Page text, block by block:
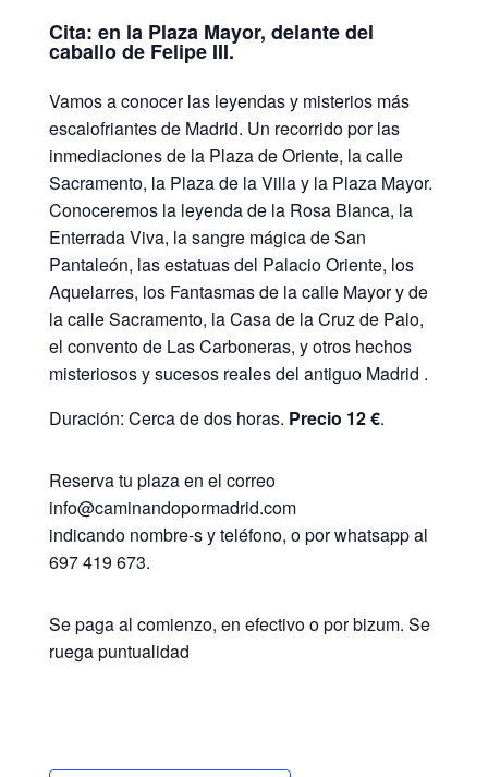
Cita: en la Plaza Mayor, delante del
caballo de Felipe III.
Vamos a conocer las leyendas y misterios más
escalofriantes de Madrid. Un recorrido por las
inmediaciones de la Plaza de Oriente, la calle
Sacramento, la Plaza de la Villa y la Plaza Mayor.
Conoceremos la leyenda de la Rosa Blanca, la
Enterrada Viva, la sangre mágica de San
Pantaleón, las estatuas del Palacio Oriente, los
Aquelarres, los Fantasmas de la calle Mayor y de
la calle Sacramento, la Casa de la Cruz de Palo,
el convento de Las Carboneras, y otros hechos
misteriosos y sucesos reales del antiguo Madrid .
Duración: Cerca de dos horas. Precio 12 €.
Reserva tu plaza en el correo
info@caminandopormadrid.com
indicando nombre-s y teléfono, o por whatsapp al
697 419 673.
Se paga al comienzo, en efectivo o por bizum. Se
ruega puntualidad